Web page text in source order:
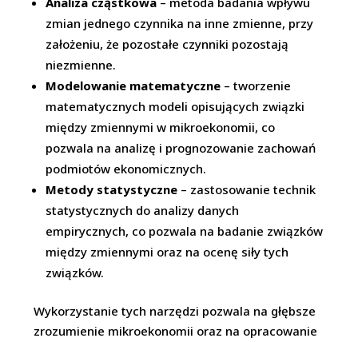
zmian jednego czynnika na inne zmienne, przy
założeniu, że pozostałe czynniki pozostają
niezmienne.
Modelowanie matematyczne – tworzenie
matematycznych modeli opisujących związki
między zmiennymi w mikroekonomii, co
pozwala na analizę i prognozowanie zachowań
podmiotów ekonomicznych.
Metody statystyczne – zastosowanie technik
statystycznych do analizy danych
empirycznych, co pozwala na badanie związków
między zmiennymi oraz na ocenę siły tych
związków.
Wykorzystanie tych narzędzi pozwala na głębsze
zrozumienie mikroekonomii oraz na opracowanie